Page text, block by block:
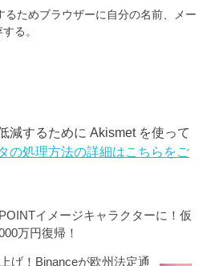
るためブラウザーに自分の名前、メー
る。
減するために Akismet を使って
の処理方法の詳細はこちらをご
イメージキャラクターに！仮
万円復帰！
げ！Binanceが欧州法定通